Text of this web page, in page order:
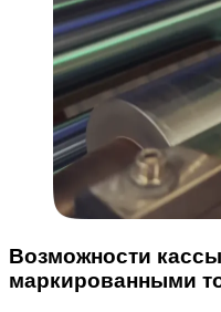
Возможности
маркированными